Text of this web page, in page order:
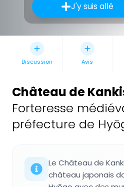
J'y suis allé
Discussion Avis
Château de
Forteresse
préfecture de
Le Château de
château japonais